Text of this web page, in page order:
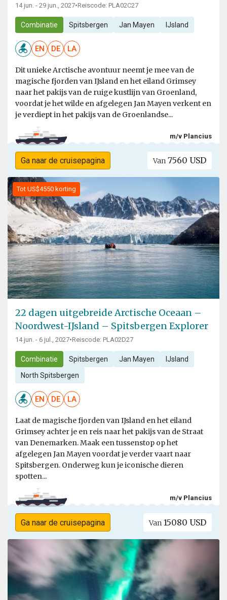
14 jun. - 29 jun., 2027•Reiscode: PLA02C27
Combinatie Spitsbergen Jan Mayen IJsland
EN DE LA
Dit unieke Arctische avontuur neemt je mee van de
magische fjorden van IJsland en het eiland Grimsey
naar het pakijs van de ruige kustlijn van Groenland,
voordat je het wilde en afgelegen Jan Mayen verkent en
je verdiept in het pakijs van de Groenlandse...
m/v Plancius
Ga naar de cruisepagina Van 7560 USD
Tot US$4550 korting
22 dagen uitgebreide Arctische Oceaan –
Noordwest-IJsland – Spitsbergen Explorer
14 jun. - 6 jul., 2027•Reiscode: PLA02D27
Combinatie Spitsbergen Jan Mayen IJsland
North Spitsbergen
EN DE LA
Laat de magische fjorden van IJsland en het eiland
Grimsey achter je en reis naar het pakijs van de Straat
van Denemarken. Maak een tussenstop op het
afgelegen Jan Mayen voordat je verder vaart naar
Spitsbergen. Onderweg kun je iconische dieren
spotten...
m/v Plancius
Ga naar de cruisepagina Van 15080 USD